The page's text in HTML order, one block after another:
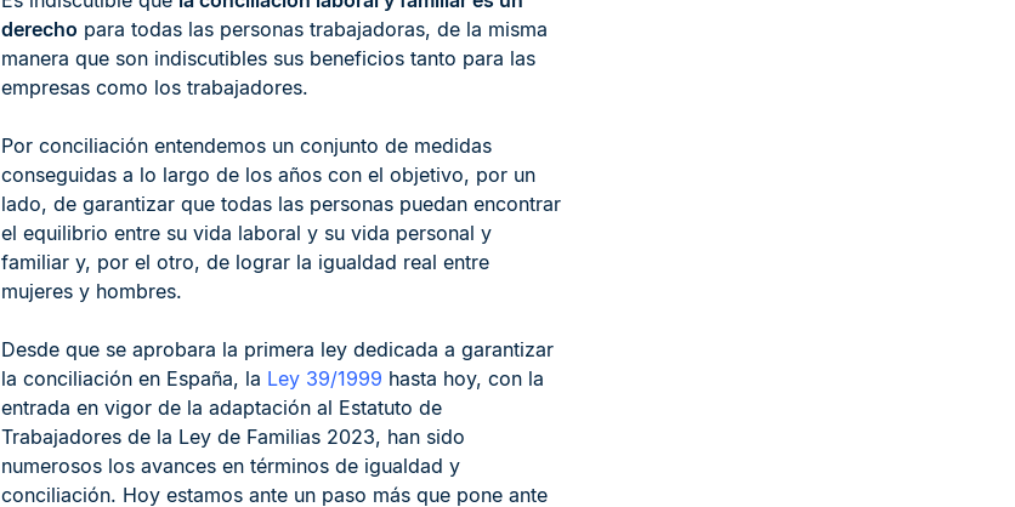
derecho para todas las personas trabajadoras, de la misma
manera que son indiscutibles sus beneficios tanto para las
empresas como los trabajadores.
Por conciliación entendemos un conjunto de medidas
conseguidas a lo largo de los años con el objetivo, por un
lado, de garantizar que todas las personas puedan encontrar
el equilibrio entre su vida laboral y su vida personal y
familiar y, por el otro, de lograr la igualdad real entre
mujeres y hombres.
Desde que se aprobara la primera ley dedicada a garantizar
la conciliación en España, la Ley 39/1999 hasta hoy, con la
entrada en vigor de la adaptación al Estatuto de
Trabajadores de la Ley de Familias 2023, han sido
numerosos los avances en términos de igualdad y
conciliación. Hoy estamos ante un paso más que pone ante